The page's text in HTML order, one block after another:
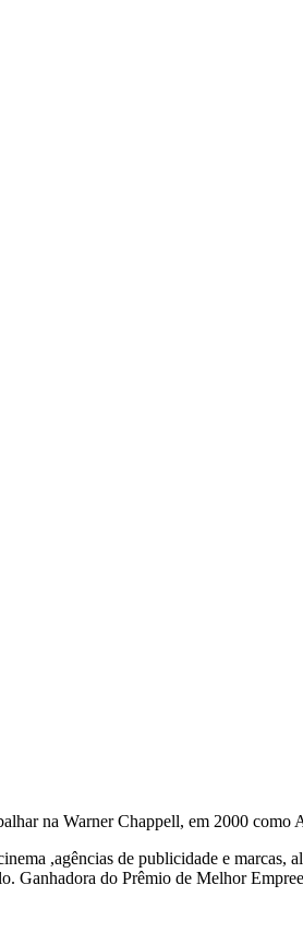
na Warner Chappell, em 2000 como
,agências de publicidade e marcas,
Ganhadora do Prêmio de Melhor